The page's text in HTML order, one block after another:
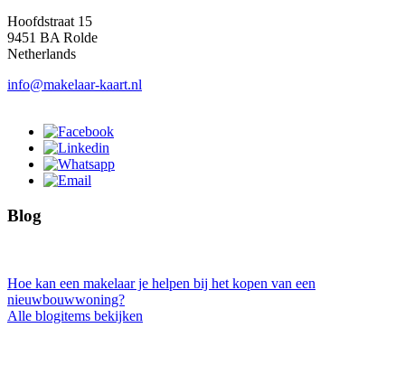
Hoofdstraat 15
9451 BA Rolde
Netherlands
info@makelaar-kaart.nl
Blog
Hoe kan een makelaar je helpen bij het kopen van een
nieuwbouwwoning?
Alle blogitems bekijken